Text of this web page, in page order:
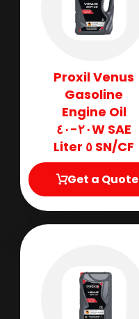
Proxil Venus
Gasoline
Engine Oil
SAE ٢٠W-٤٠
SN/CF ٥ Liter
Get a Quote